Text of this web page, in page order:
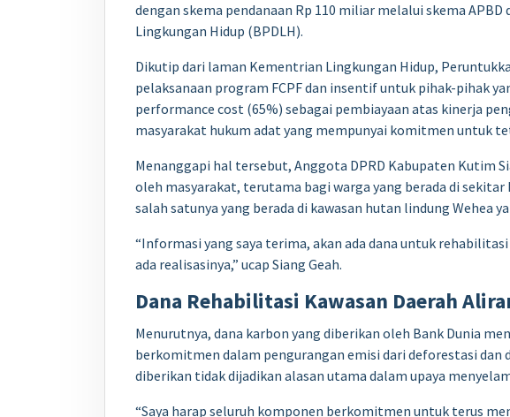
dengan skema pendanaan Rp 110 miliar melalui skema
Lingkungan Hidup (BPDLH).
Dikutip dari laman Kementrian Lingkungan Hidup,
pelaksanaan program FCPF dan insentif untuk pihak-pihak
performance cost (65%) sebagai pembiayaan atas kinerja
masyarakat hukum adat yang mempunyai komitmen untuk
Menanggapi hal tersebut, Anggota DPRD Kabupaten Kutim
oleh masyarakat, terutama bagi warga yang berada di
salah satunya yang berada di kawasan hutan lindung Wehea
“Informasi yang saya terima, akan ada dana untuk
ada realisasinya,” ucap Siang Geah.
Dana Rehabilitasi Kawasan Daerah
Menurutnya, dana karbon yang diberikan oleh Bank Dunia
berkomitmen dalam pengurangan emisi dari deforestasi dan
diberikan tidak dijadikan alasan utama dalam upaya
“Saya harap seluruh komponen berkomitmen untuk terus